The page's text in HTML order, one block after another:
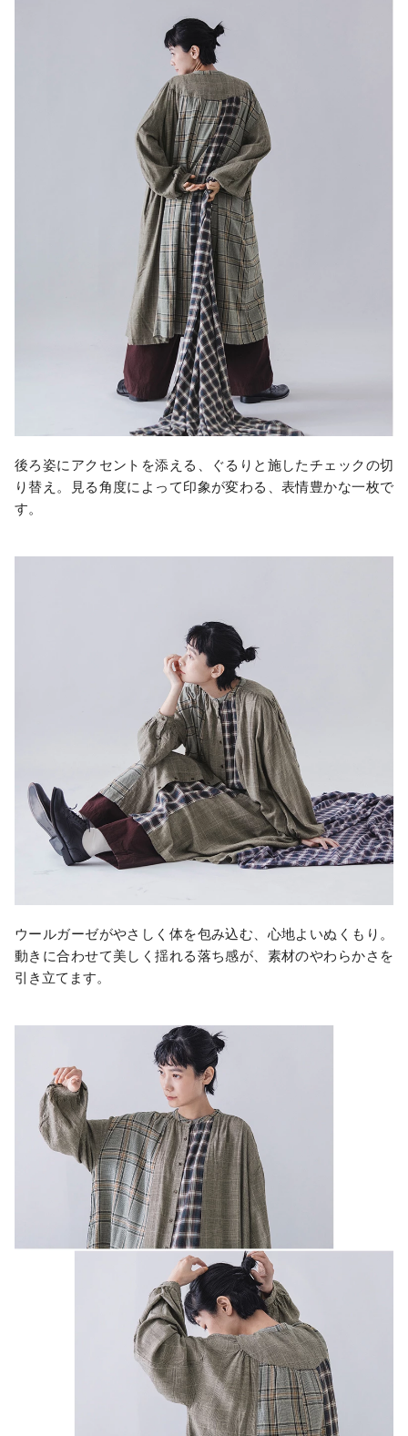
後ろ姿にアクセントを添える、ぐるりと施したチェックの切
り替え。見る角度によって印象が変わる、表情豊かな一枚で
す。
ウールガーゼがやさしく体を包み込む、心地よいぬくもり。
動きに合わせて美しく揺れる落ち感が、素材のやわらかさを
引き立てます。